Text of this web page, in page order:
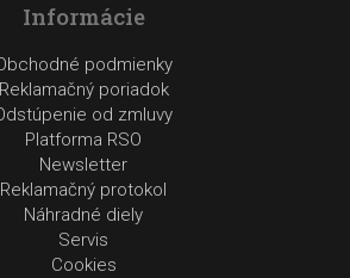
Informácie
podmienky
Reklamačný poriadok
od zmluvy
Platforma RSO
Newsletter
Reklamačný protokol
Náhradné diely
Servis
Cookies